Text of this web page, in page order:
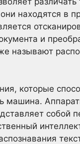
находятся в
и
называют
которые
машина.
собой